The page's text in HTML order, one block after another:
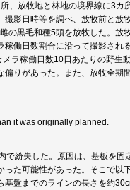
、放牧地と林地の境界線に3
影日時等を調べ、放牧前と
の黒毛和種5頭を放牧した。放
働日数割合に沿って撮影され
ラ稼働日数10日あたりの野生
りがあった。また、放牧全
it was originally planned.
紛失した。原因は、基板を
た可能性があった。そこで
盤までのラインの長さを約